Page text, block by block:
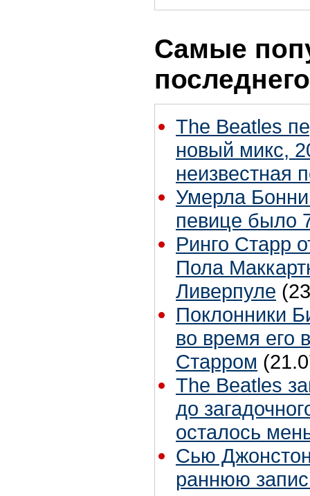
Самые
The Beatles
новый микс,
неизвестная
Умерла
певице было
Ринго Старр
Пола
Ливерпуле
Поклонники
во время его
Старром
The Beatles
до
осталось
Сью
раннюю